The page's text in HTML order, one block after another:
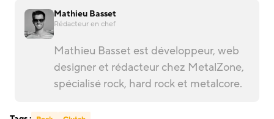
Mathieu Basset
Rédacteur en chef
Mathieu Basset est développeur, web
designer et rédacteur chez MetalZone,
spécialisé rock, hard rock et metalcore.